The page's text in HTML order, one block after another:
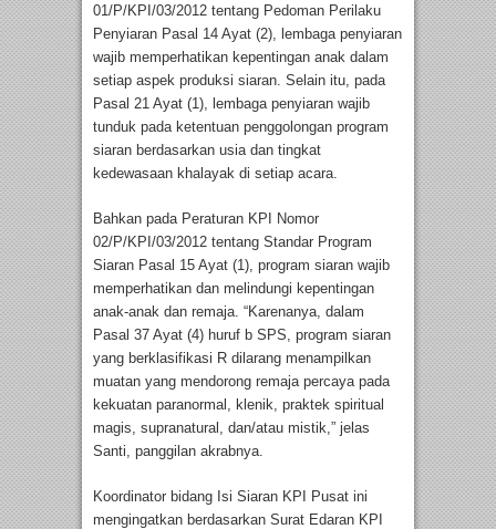
01/P/KPI/03/2012 tentang Pedoman Perilaku
Penyiaran Pasal 14 Ayat (2), lembaga penyiaran
wajib memperhatikan kepentingan anak dalam
setiap aspek produksi siaran. Selain itu, pada
Pasal 21 Ayat (1), lembaga penyiaran wajib
tunduk pada ketentuan penggolongan program
siaran berdasarkan usia dan tingkat
kedewasaan khalayak di setiap acara.
Bahkan pada Peraturan KPI Nomor
02/P/KPI/03/2012 tentang Standar Program
Siaran Pasal 15 Ayat (1), program siaran wajib
memperhatikan dan melindungi kepentingan
anak-anak dan remaja. “Karenanya, dalam
Pasal 37 Ayat (4) huruf b SPS, program siaran
yang berklasifikasi R dilarang menampilkan
muatan yang mendorong remaja percaya pada
kekuatan paranormal, klenik, praktek spiritual
magis, supranatural, dan/atau mistik,” jelas
Santi, panggilan akrabnya.
Koordinator bidang Isi Siaran KPI Pusat ini
mengingatkan berdasarkan Surat Edaran KPI